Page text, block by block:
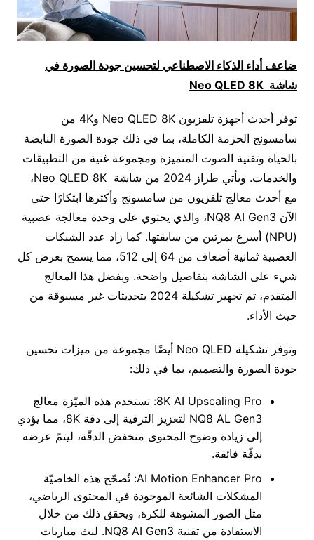
ضاعف أداء الذكاء الاصطناعي لتحسين جودة الصورة في
شاشة
توفر أحدث أجهزة تلفزيون Neo QLED 8K و4K من
سامسونج الحزمة الكاملة، بما في ذلك جودة الصورة النابضة
بالحياة وتقنية الصوت المتميزة ومجموعة غنية من التطبيقات
والخدمات. ويأتي طراز 2024 من شاشة Neo QLED 8K،
مع أحدث معالج تلفزيون من سامسونج وأكثرها ابتكارًا حتى
الآن NQ8 AI Gen3، والذي يحتوي على وحدة معالجة عصبية
(NPU) أسرع بمرتين من سابقتها. كما زاد عدد الشبكات
العصبية ثمانية أضعاف من 64 إلى 512، مما يسمح بعرض كل
شيء على الشاشة بتفاصيل واضحة. وبفضل هذا المعالج
المتقدم، تم تجهيز تشكيلة 2024 بتحديثات غير مسبوقة من
حيث الأداء.
وتوفر تشكيلة Neo QLED أيضًا مجموعة من ميزات تحسين
جودة الصورة والتصميم، بما في ذلك:
8K AI Upscaling Pro: تستخدم هذه الميّزة معالج
NQ8 AL Gen3 لتعزيز الترقية إلى دقة 8K، مما يؤدي
إلى زيادة وضوح المحتوى منخفض الدقّة، ليتمّ عرضه
بدقّة فائقة.
AI Motion Enhancer Pro: تُصحّح هذه الخاصيّة
المشكلات الشائعة الموجودة في المحتوى الرياضي،
مثل الصور المشوهة للكرة، ويحقق ذلك من خلال
الاستفادة من تقنية NQ8 AI Gen3. لبث مباريات